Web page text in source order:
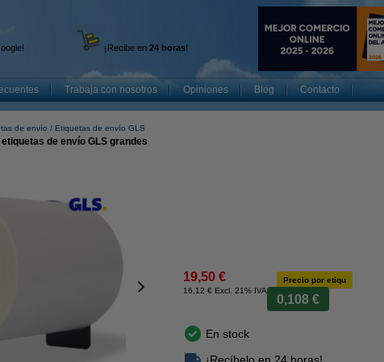
¡Recibe en 24 horas!
Trabaja con nosotros Opiniones Blog Contacto
de envío Etiquetas de envío GLS
de envío GLS grandes
19,50 €
16,12 € Excl. 21% IVA
Precio por etiqu
0,108 €
En stock